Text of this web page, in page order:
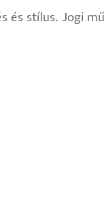
és stílus. Jogi